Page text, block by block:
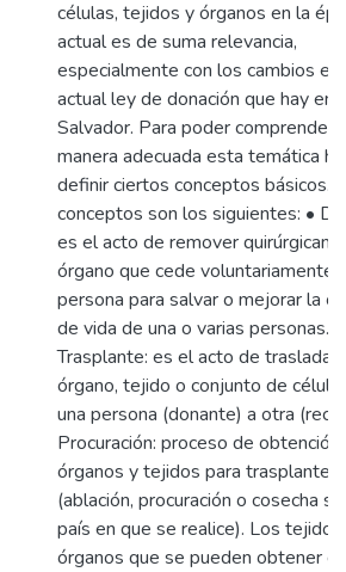
células, tejidos y órganos en la
actual es de suma relevancia,
especialmente con los cambios en
actual ley de donación que hay en
Salvador. Para poder comprender
manera adecuada esta temática
definir ciertos conceptos básicos.
conceptos son los siguientes: •
es el acto de remover
órgano que cede voluntariamente
persona para salvar o mejorar la
de vida de una o varias personas. •
Trasplante: es el acto de trasladar
órgano, tejido o conjunto de
una persona (donante) a otra
Procuración: proceso de obtención
órganos y tejidos para trasplante
(ablación, procuración o cosecha
país en que se realice). Los
órganos que se pueden obtener